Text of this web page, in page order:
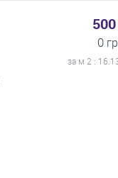
0
за м 2 :